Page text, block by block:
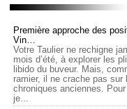
Première approche des
Vin…
Votre Taulier ne rechigne
mois d’été, à explorer les
libido du buveur. Mais,
ramier, il ne crache pas sur
chroniques anciennes.
je...